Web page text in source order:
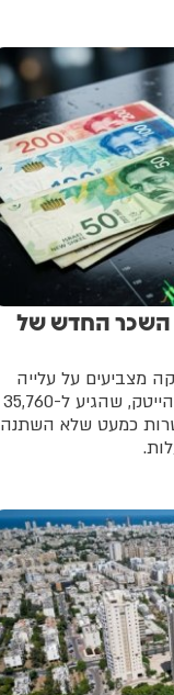
השכר החדש של
מצביעים על עלייה
של 13.7% בשכר הממוצע בענף ההייטק, שהגיע ל-35,760
כמעט שלא השתנה